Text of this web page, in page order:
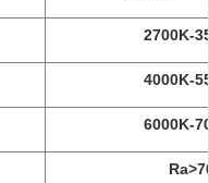
2700K-
4000K-
6000K-